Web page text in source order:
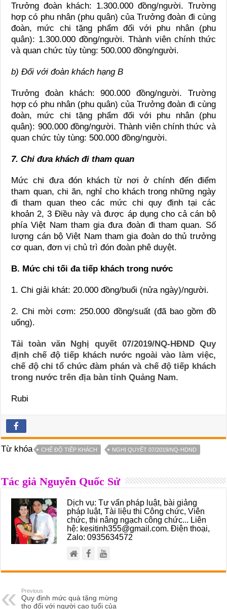
Trưởng đoàn khách: 1.300.000 đồng/người. Trường
hợp có phu nhân (phu quân) của Trưởng đoàn đi cùng
đoàn, mức chi tặng phẩm đối với phu nhân (phu
quân): 1.300.000 đồng/người. Thành viên chính thức
và quan chức tùy tùng: 500.000 đồng/người.
b) Đối với đoàn khách hạng B
Trưởng đoàn khách: 900.000 đồng/người. Trường
hợp có phu nhân (phu quân) của Trưởng đoàn đi cùng
đoàn, mức chi tặng phẩm đối với phu nhân (phu
quân): 900.000 đồng/người. Thành viên chính thức và
quan chức tùy tùng: 500.000 đồng/người.
7. Chi đưa khách đi tham quan
Mức chi đưa đón khách từ nơi ở chính đến điểm
tham quan, chi ăn, nghỉ cho khách trong những ngày
đi tham quan theo các mức chi quy định tại các
khoản 2, 3 Điều này và được áp dụng cho cả cán bộ
phía Việt Nam tham gia đưa đoàn đi tham quan. Số
lượng cán bộ Việt Nam tham gia đoàn do thủ trưởng
cơ quan, đơn vị chủ trì đón đoàn phê duyệt.
B. Mức chi tối đa tiếp khách trong nước
1. Chi giải khát: 20.000 đồng/buổi (nửa ngày)/người.
2. Chi mời cơm: 250.000 đồng/suất (đã bao gồm đồ
uống).
Tải toàn văn Nghị quyết 07/2019/NQ-HĐND Quy
định chế độ tiếp khách nước ngoài vào làm việc,
chế độ chi tổ chức đàm phán và chế độ tiếp khách
trong nước trên địa bàn tỉnh Quảng Nam.
Rubi
Từ khóa CHẾ ĐỘ TIẾP KHÁCH NGHỊ QUYẾT 07/2019/NQ-HDND
Tác giả Nguyễn Quốc Sử
Dịch vụ: Tư vấn pháp luật, bài giảng
pháp luật, Tài liệu thi Công chức, Viên
chức, thi nâng ngạch công chức... Liên
hệ: kesitinh355@gmail.com. Điện thoại,
Zalo: 0935634572
Previous
Quy định mức quà tặng mừng
thọ đối với người cao tuổi của